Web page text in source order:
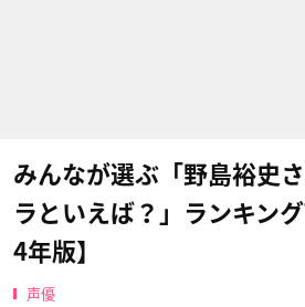
みんなが選ぶ「野島裕史
ラといえば？」ランキン
4年版】
声優